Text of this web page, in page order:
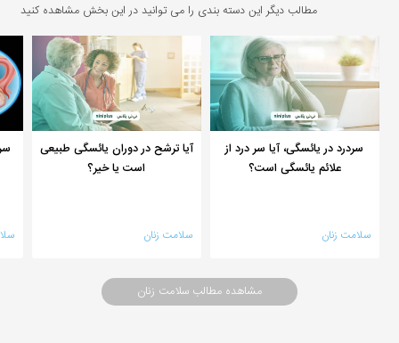
مطالب دیگر این دسته بندی را می توانید در این بخش مشاهده کنید
سردرد در یائسگی، آیا سر درد از
علائم یائسگی است؟
سلامت زنان
آیا ترشح در دوران یائسگی طبیعی
است یا خیر؟
سلامت زنان
مشاهده مطالب سلامت زنان